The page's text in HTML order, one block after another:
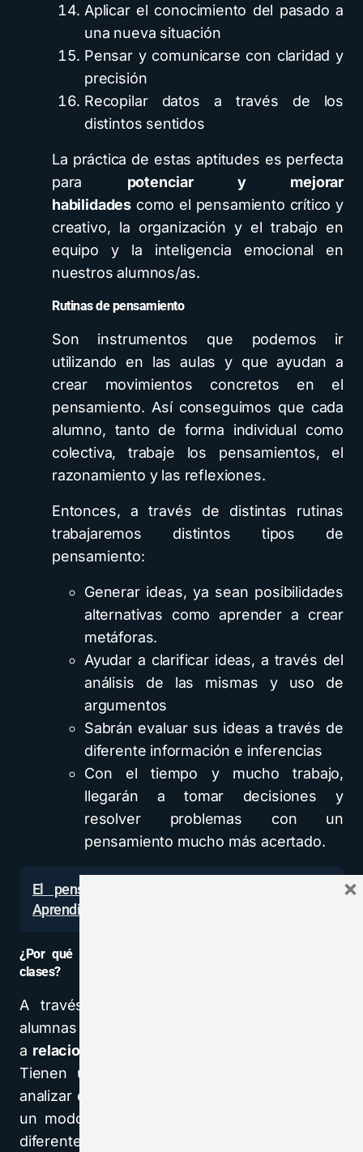
Aplicar el conocimiento del pasado a
una nueva situación
Pensar y comunicarse con claridad y
precisión
Recopilar datos a través de los
distintos sentidos
La práctica de estas aptitudes es perfecta
para potenciar y mejorar
habilidades como el pensamiento crítico y
creativo, la organización y el trabajo en
equipo y la inteligencia emocional en
nuestros alumnos/as.
Rutinas de pensamiento
Son instrumentos que podemos ir
utilizando en las aulas y que ayudan a
crear movimientos concretos en el
pensamiento. Así conseguimos que cada
alumno, tanto de forma individual como
colectiva, trabaje los pensamientos, el
razonamiento y las reflexiones.
Entonces, a través de distintas rutinas
trabajaremos distintos tipos de
pensamiento:
Generar ideas, ya sean posibilidades
alternativas como aprender a crear
metáforas.
Ayudar a clarificar ideas, a través del
análisis de las mismas y uso de
argumentos
Sabrán evaluar sus ideas a través de
diferente información e inferencias
Con el tiempo y mucho trabajo,
llegarán a tomar decisiones y
resolver problemas con un
pensamiento mucho más acertado.
El pensamiento crítico de Robert Swartz –
Aprendizaje basado en el pensamiento
¿Por qué vale la pena incorporar el TBL en nuestras
clases?
A través del
alumnas y los alumnos aprenden
a relacionarse con su entorno de otra manera
Tienen una mirada más crítica y tratan de
analizar e interpretar todo lo que les rodea de
un modo más profundo, teniendo en cuenta
diferentes puntos de vista.
×